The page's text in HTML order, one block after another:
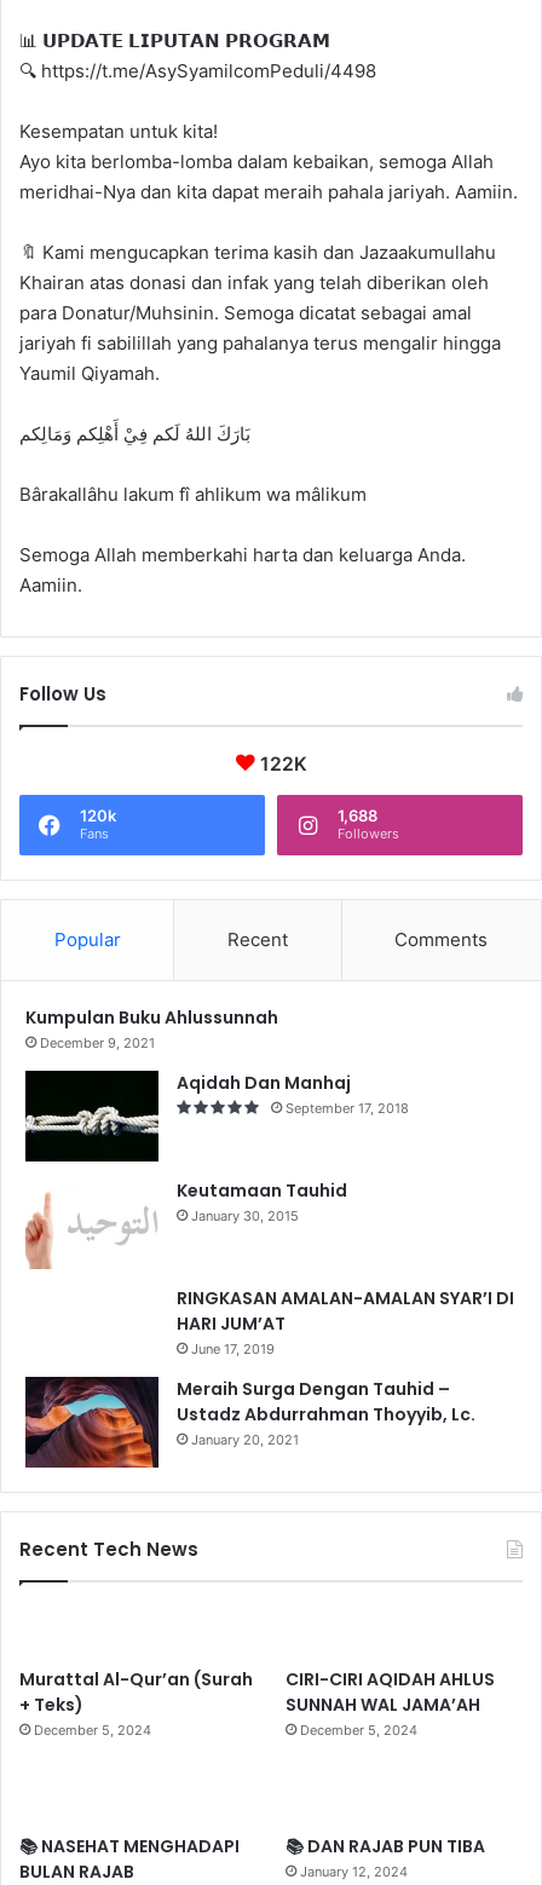
📊 𝗨𝗣𝗗𝗔𝗧𝗘 𝗟𝗜𝗣𝗨𝗧𝗔𝗡 𝗣𝗥𝗢𝗚𝗥𝗔𝗠
🔍 https://t.me/AsySyamilcomPeduli/4498
Kesempatan untuk kita!
Ayo kita berlomba-lomba dalam kebaikan, semoga Allah
meridhai-Nya dan kita dapat meraih pahala jariyah. Aamiin.
🔖 Kami mengucapkan terima kasih dan Jazaakumullahu
Khairan atas donasi dan infak yang telah diberikan oleh
para Donatur/Muhsinin. Semoga dicatat sebagai amal
jariyah fi sabilillah yang pahalanya terus mengalir hingga
Yaumil Qiyamah.
بَارَكَ اللهُ لَكم فِيْ أَهْلِكم وَمَالِكم
Bârakallâhu lakum fî ahlikum wa mâlikum
Semoga Allah memberkahi harta dan keluarga Anda.
Aamiin.
Follow Us
122K
120k
Fans
1,688
Followers
Popular Recent Comments
Kumpulan Buku Ahlussunnah
December 9, 2021
Aqidah Dan Manhaj
September 17, 2018
Keutamaan Tauhid
January 30, 2015
RINGKASAN AMALAN-AMALAN SYAR’I DI
HARI JUM’AT
June 17, 2019
Meraih Surga Dengan Tauhid –
Ustadz Abdurrahman Thoyyib, Lc.
January 20, 2021
Recent Tech News
Murattal Al-Qur’an (Surah
+ Teks)
December 5, 2024
CIRI-CIRI AQIDAH AHLUS
SUNNAH WAL JAMA’AH
December 5, 2024
📚 NASEHAT MENGHADAPI
BULAN RAJAB
📚 DAN RAJAB PUN TIBA
January 12, 2024